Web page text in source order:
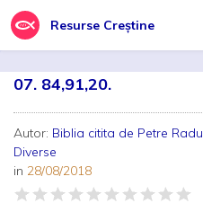
Resurse Creștine
07. 84,91,20.
Autor: Biblia citita de Petre Radu
Diverse
in 28/08/2018